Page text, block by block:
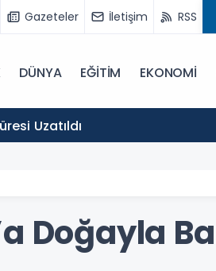
Gazeteler İletişim RSS
DÜNYA EĞİTİM EKONOMİ
Süresi Uzatıldı
Doğayla